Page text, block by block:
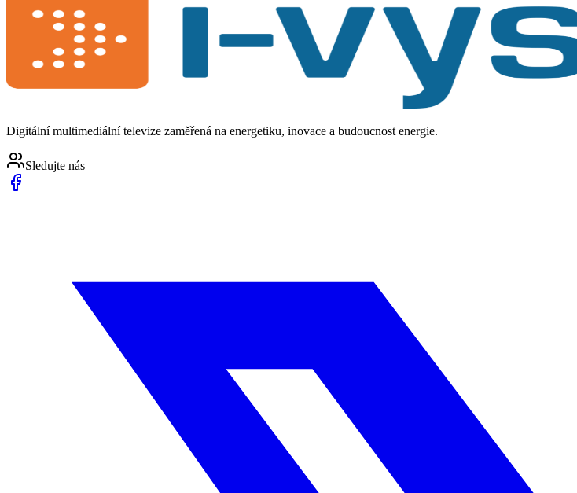
Digitální multimediální televize zaměřená na energetiku, inovace a budoucnost energie.
Sledujte nás